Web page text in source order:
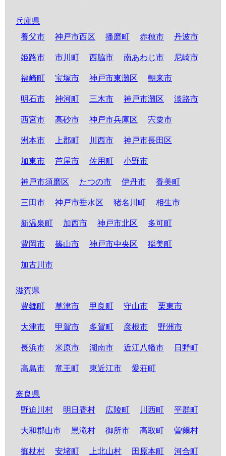
兵庫県
養父市
神戸市西区 播磨町 赤穂市 丹波市
姫路市 市川町 西脇市 南あわじ市 尼崎市
福崎町 宝塚市 神戸市東灘区 朝来市
明石市 神河町 三木市 神戸市灘区 淡路市
西宮市 高砂市 神戸市兵庫区 宍粟市
洲本市 上郡町 川西市 神戸市長田区
加東市 芦屋市 佐用町 小野市
神戸市須磨区 たつの市 伊丹市 香美町
三田市 神戸市垂水区 猪名川町 相生市
新温泉町 加西市 神戸市北区 多可町
豊岡市 篠山市 神戸市中央区 稲美町
加古川市
滋賀県
豊郷町
草津市 甲良町 守山市 栗東市
大津市 甲賀市 多賀町 彦根市 野洲市
長浜市 米原市 湖南市 近江八幡市 日野町
高島市 竜王町 東近江市 愛荘町
奈良県
野迫川村
明日香村 広陵町 川西町 平群町
大和郡山市 黒滝村 御所市 高取町 曽爾村
御杖村 安堵町 上北山村 田原本町 河合町